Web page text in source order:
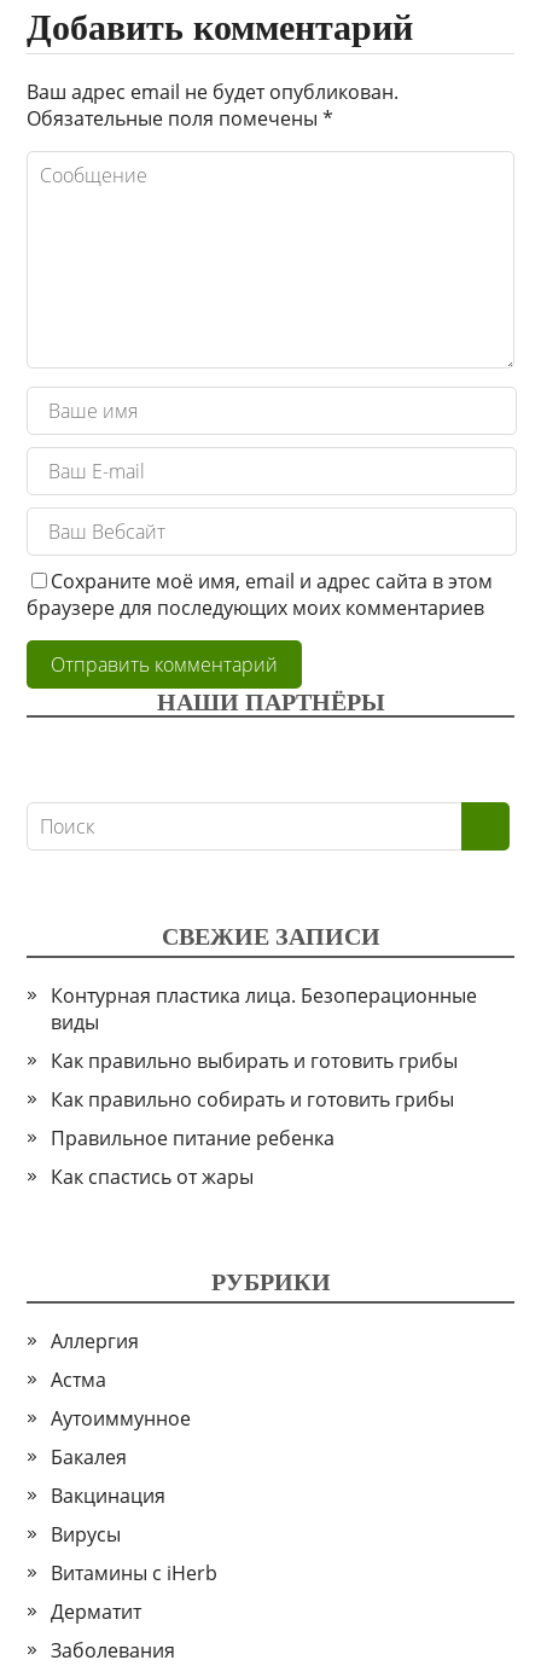
Добавить комментарий
Ваш адрес email не будет опубликован.
Обязательные поля помечены*
Сохраните моё имя, email и адрес сайта в этом
браузере для последующих моих комментариев
НАШИ ПАРТНЁРЫ
СВЕЖИЕ ЗАПИСИ
Контурная пластика лица. Безоперационные
виды
Как правильно выбирать и готовить грибы
Как правильно собирать и готовить грибы
Правильное питание ребенка
Как спастись от жары
РУБРИКИ
Аллергия
Астма
Аутоиммунное
Бакалея
Вакцинация
Вирусы
Витамины с iHerb
Дерматит
Заболевания